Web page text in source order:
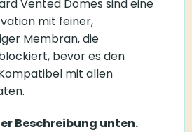
Vented Domes sind eine
mit feiner,
Membran, die
bevor es den
mit allen
Beschreibung unten.